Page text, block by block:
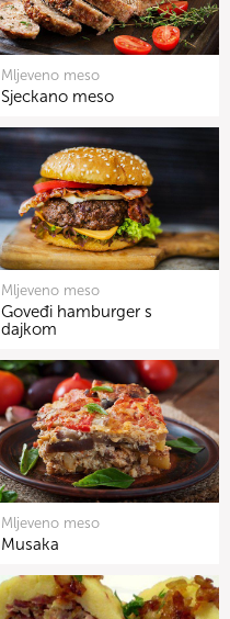
Mljeveno meso
Sjeckano meso
Mljeveno meso
Goveđi hamburger s
dajkom
Mljeveno meso
Musaka